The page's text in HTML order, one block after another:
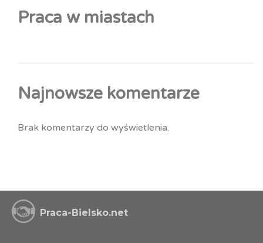
Praca w miastach
Najnowsze komentarze
Brak komentarzy do wyświetlenia.
Praca-Bielsko.net